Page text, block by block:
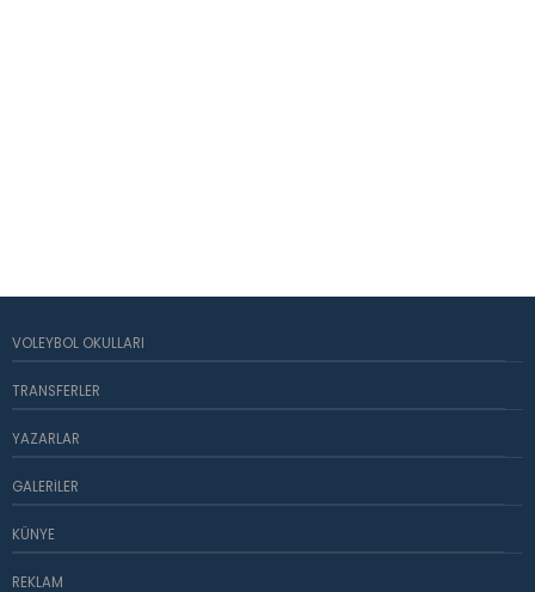
VOLEYBOL OKULLARI
TRANSFERLER
YAZARLAR
GALERILER
KÜNYE
REKLAM